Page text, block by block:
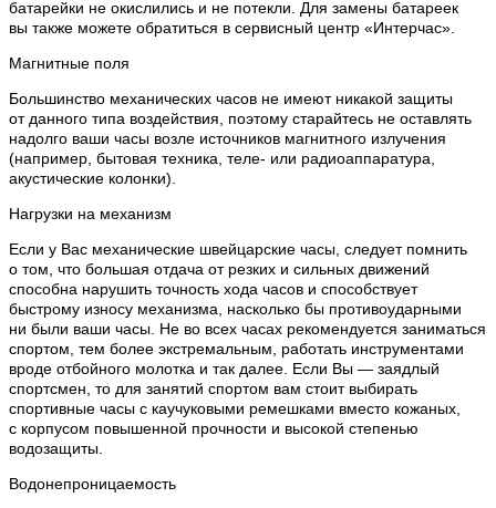
батарейки не окислились и не потекли. Для замены батареек
вы также можете обратиться в сервисный центр «Интерчас».
Магнитные поля
Большинство механических часов не имеют никакой защиты
от данного типа воздействия, поэтому старайтесь не оставлять
надолго ваши часы возле источников магнитного излучения
(например, бытовая техника, теле- или радиоаппаратура,
акустические колонки).
Нагрузки на механизм
Если у Вас механические швейцарские часы, следует помнить
о том, что большая отдача от резких и сильных движений
способна нарушить точность хода часов и способствует
быстрому износу механизма, насколько бы противоударными
ни были ваши часы. Не во всех часах рекомендуется заниматься
спортом, тем более экстремальным, работать инструментами
вроде отбойного молотка и так далее. Если Вы — заядлый
спортсмен, то для занятий спортом вам стоит выбирать
спортивные часы с каучуковыми ремешками вместо кожаных,
с корпусом повышенной прочности и высокой степенью
водозащиты.
Водонепроницаемость